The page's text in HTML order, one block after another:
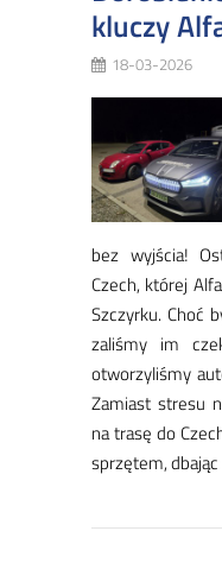
kluczy
18-03-2026
bez wyj­ścia!
Czech, któ­rej
Sz­czyr­ku. Choć
za­li­śmy im
otwo­rzy­li­śmy
Za­miast stre­su
na tra­sę do
sprzę­tem, dba­jąc